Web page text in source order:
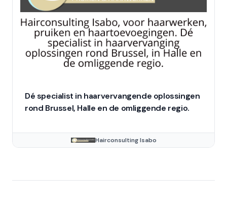
Dé specialist in haarvervangende oplossingen
rond Brussel, Halle en de omliggende regio.
Hairconsulting Isabo